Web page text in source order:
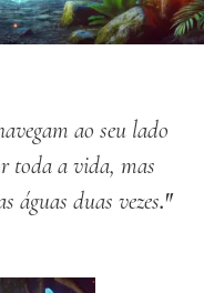
ao seu lado
toda a vida, mas
águas duas vezes."